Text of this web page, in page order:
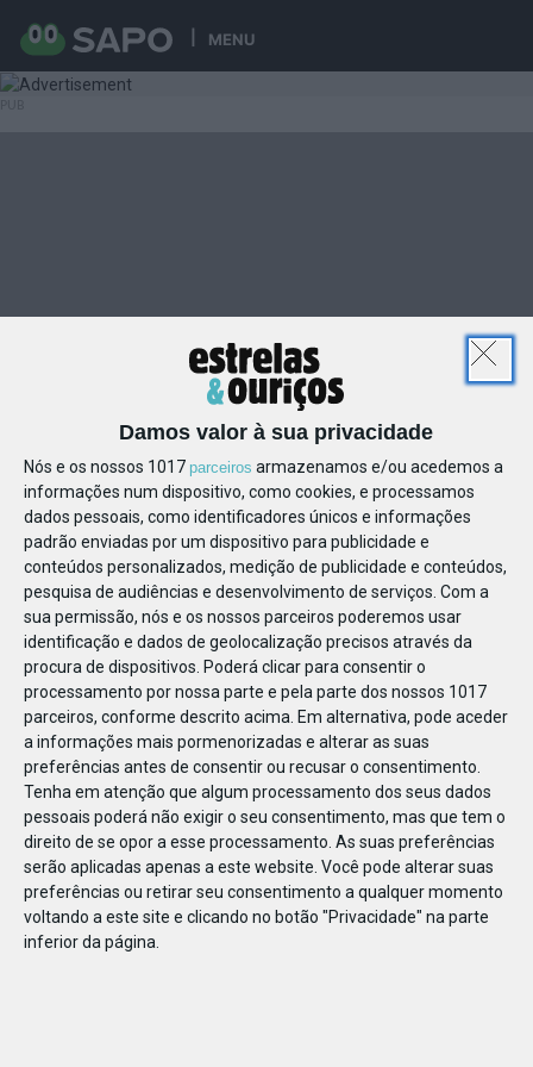
Damos valor à sua privacidade
Nós e os nossos 1017 parceiros armazenamos e/ou acedemos a
informações num dispositivo, como cookies, e processamos
dados pessoais, como identificadores únicos e informações
padrão enviadas por um dispositivo para publicidade e
conteúdos personalizados, medição de publicidade e conteúdos,
pesquisa de audiências e desenvolvimento de serviços. Com a
sua permissão, nós e os nossos parceiros poderemos usar
identificação e dados de geolocalização precisos através da
procura de dispositivos. Poderá clicar para consentir o
processamento por nossa parte e pela parte dos nossos 1017
parceiros, conforme descrito acima. Em alternativa, pode aceder
a informações mais pormenorizadas e alterar as suas
preferências antes de consentir ou recusar o consentimento.
Tenha em atenção que algum processamento dos seus dados
pessoais poderá não exigir o seu consentimento, mas que tem o
direito de se opor a esse processamento. As suas preferências
serão aplicadas apenas a este website. Você pode alterar suas
preferências ou retirar seu consentimento a qualquer momento
voltando a este site e clicando no botão "Privacidade" na parte
inferior da página.
MENU
1234421613017637